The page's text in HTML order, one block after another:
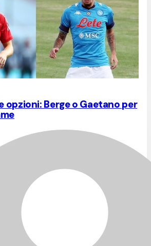
opzioni: Berge o Gaetano per